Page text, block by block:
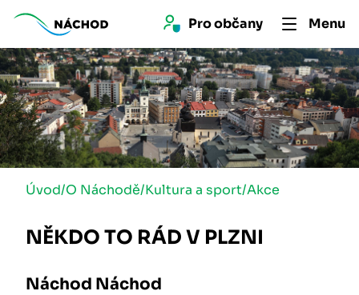
Pro občany Menu
Úvod/O Náchodě/Kultura a sport/Akce
NĚKDO TO RÁD V PLZNI
Náchod Náchod